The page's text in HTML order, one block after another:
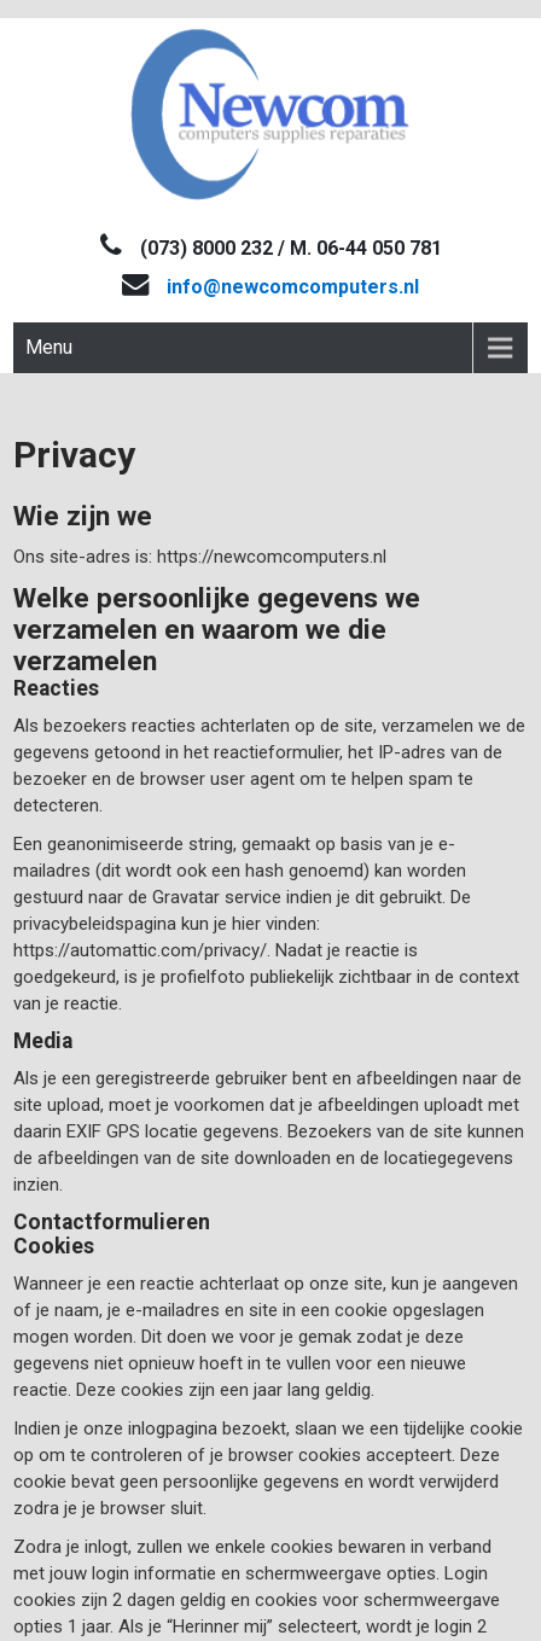
NEWCOM(073) 8000 232 / M. 06-44 050 781
info@newcomcomputers.nl
Menu
Privacy
Wie zijn we
Ons site-adres is: https://newcomcomputers.nl
Welke persoonlijke gegevens we
verzamelen en waarom we die
verzamelen
Reacties
Als bezoekers reacties achterlaten op de site, verzamelen we de
gegevens getoond in het reactieformulier, het IP-adres van de
bezoeker en de browser user agent om te helpen spam te
detecteren.
Een geanonimiseerde string, gemaakt op basis van je e-
mailadres (dit wordt ook een hash genoemd) kan worden
gestuurd naar de Gravatar service indien je dit gebruikt. De
privacybeleidspagina kun je hier vinden:
https://automattic.com/privacy/. Nadat je reactie is
goedgekeurd, is je profielfoto publiekelijk zichtbaar in de context
van je reactie.
Media
Als je een geregistreerde gebruiker bent en afbeeldingen naar de
site upload, moet je voorkomen dat je afbeeldingen uploadt met
daarin EXIF GPS locatie gegevens. Bezoekers van de site kunnen
de afbeeldingen van de site downloaden en de locatiegegevens
inzien.
Contactformulieren
Cookies
Wanneer je een reactie achterlaat op onze site, kun je aangeven
of je naam, je e-mailadres en site in een cookie opgeslagen
mogen worden. Dit doen we voor je gemak zodat je deze
gegevens niet opnieuw hoeft in te vullen voor een nieuwe
reactie. Deze cookies zijn een jaar lang geldig.
Indien je onze inlogpagina bezoekt, slaan we een tijdelijke cookie
op om te controleren of je browser cookies accepteert. Deze
cookie bevat geen persoonlijke gegevens en wordt verwijderd
zodra je je browser sluit.
Zodra je inlogt, zullen we enkele cookies bewaren in verband
met jouw login informatie en schermweergave opties. Login
cookies zijn 2 dagen geldig en cookies voor schermweergave
opties 1 jaar. Als je “Herinner mij” selecteert, wordt je login 2